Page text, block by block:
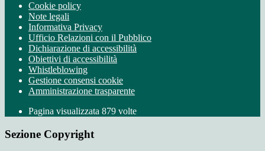
Cookie policy
Note legali
Informativa Privacy
Ufficio Relazioni con il Pubblico
Dichiarazione di accessibilità
Obiettivi di accessibilità
Whistleblowing
Gestione consensi cookie
Amministrazione trasparente
Pagina visualizzata 879 volte
Sezione Copyright